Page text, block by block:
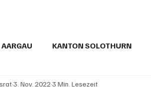
KANTON SOLOTHURN
KOMMENTARE LESERBRIEFE
3. Nov. 2022 3 Min. Lesezeit